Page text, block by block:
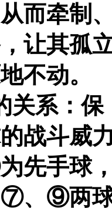
而牵制
让其孤
不动。
关系：
战斗威
先手球
⑨两球